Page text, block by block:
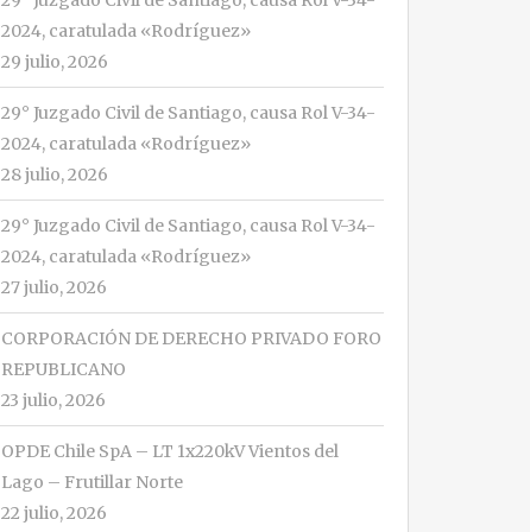
2024, caratulada «Rodríguez»
29 julio, 2026
29° Juzgado Civil de Santiago, causa Rol V-34-
2024, caratulada «Rodríguez»
28 julio, 2026
29° Juzgado Civil de Santiago, causa Rol V-34-
2024, caratulada «Rodríguez»
27 julio, 2026
CORPORACIÓN DE DERECHO PRIVADO FORO
REPUBLICANO
23 julio, 2026
OPDE Chile SpA – LT 1x220kV Vientos del
Lago – Frutillar Norte
22 julio, 2026